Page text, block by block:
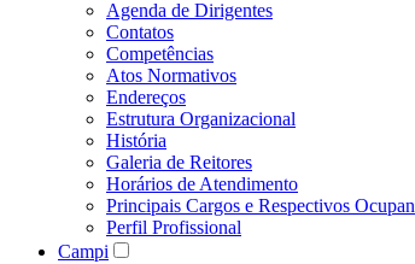
Agenda de Dirigentes
Contatos
Competências
Atos Normativos
Endereços
Estrutura Organizacional
História
Galeria de Reitores
Horários de Atendimento
Principais Cargos e Respectivos
Perfil Profissional
Campi